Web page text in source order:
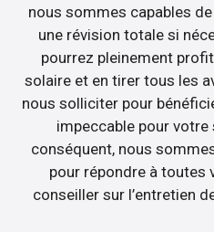
nous sommes capables
une révision totale si
pourrez pleinement
solaire et en tirer tous les
nous solliciter pour
impeccable pour
conséquent, nous
pour répondre à toutes
conseiller sur l’entretien